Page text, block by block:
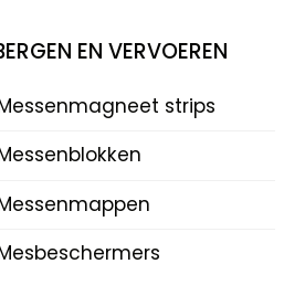
EN VERVOEREN
strips